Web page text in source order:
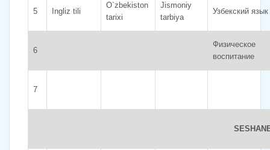
5 Ingliz tili
O`zbekiston
tarixi
Jismoniy
tarbiya
Узбекский язык
6
Физическое
воспитание
7